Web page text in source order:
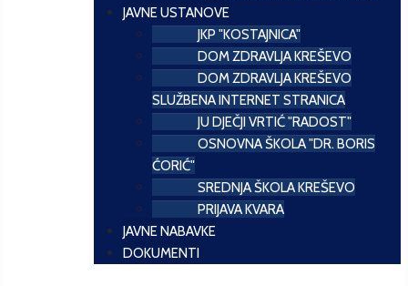
JAVNE USTANOVE
JKP "KOSTAJNICA"
DOM ZDRAVLJA KREŠEVO
DOM ZDRAVLJA KREŠEVO
SLUŽBENA INTERNET STRANICA
JU DJEČJI VRTIĆ "RADOST"
OSNOVNA ŠKOLA "DR. BORIS
ĆORIĆ"
SREDNJA ŠKOLA KREŠEVO
PRIJAVA KVARA
JAVNE NABAVKE
DOKUMENTI